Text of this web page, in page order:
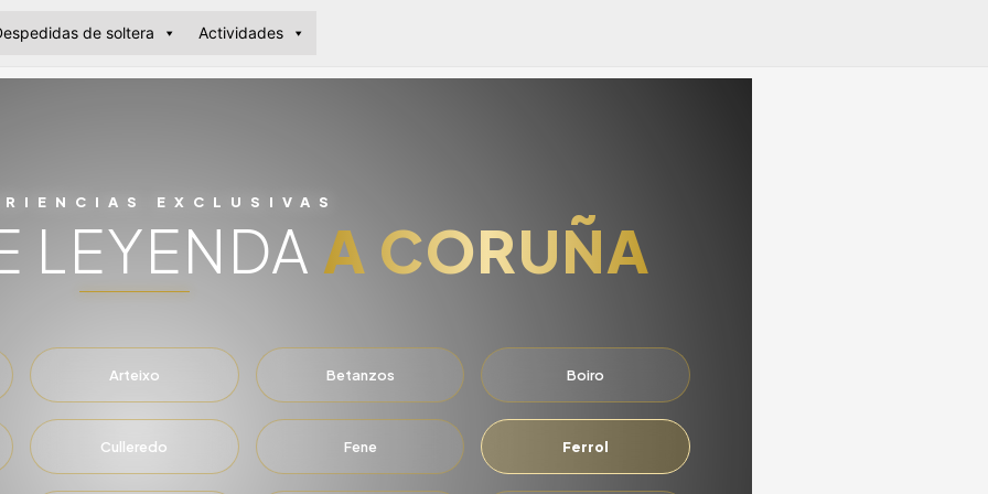
de soltera Actividades
EXCLUSIVAS
LEYENDA A CORUÑA
Arteixo Betanzos Boiro
Culleredo Fene Ferrol